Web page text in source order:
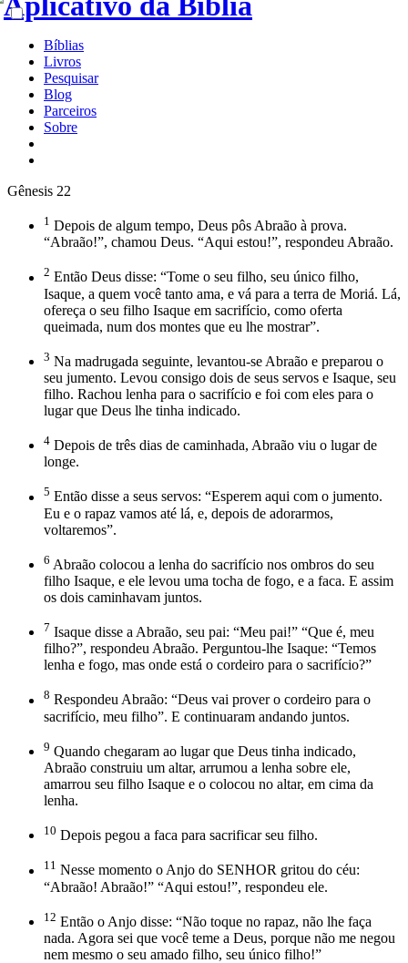
Bíblias
Livros
Pesquisar
Blog
Parceiros
Sobre
Gênesis 22
1 Depois de algum tempo, Deus pôs Abraão à prova.
“Abraão!”, chamou Deus. “Aqui estou!”, respondeu Abraão.
2 Então Deus disse: “Tome o seu filho, seu único filho,
Isaque, a quem você tanto ama, e vá para a terra de Moriá. Lá,
ofereça o seu filho Isaque em sacrifício, como oferta
queimada, num dos montes que eu lhe mostrar”.
3 Na madrugada seguinte, levantou-se Abraão e preparou o
seu jumento. Levou consigo dois de seus servos e Isaque, seu
filho. Rachou lenha para o sacrifício e foi com eles para o
lugar que Deus lhe tinha indicado.
4 Depois de três dias de caminhada, Abraão viu o lugar de
longe.
5 Então disse a seus servos: “Esperem aqui com o jumento.
Eu e o rapaz vamos até lá, e, depois de adorarmos,
voltaremos”.
6 Abraão colocou a lenha do sacrifício nos ombros do seu
filho Isaque, e ele levou uma tocha de fogo, e a faca. E assim
os dois caminhavam juntos.
7 Isaque disse a Abraão, seu pai: “Meu pai!” “Que é, meu
filho?”, respondeu Abraão. Perguntou-lhe Isaque: “Temos
lenha e fogo, mas onde está o cordeiro para o sacrifício?”
8 Respondeu Abraão: “Deus vai prover o cordeiro para o
sacrifício, meu filho”. E continuaram andando juntos.
9 Quando chegaram ao lugar que Deus tinha indicado,
Abraão construiu um altar, arrumou a lenha sobre ele,
amarrou seu filho Isaque e o colocou no altar, em cima da
lenha.
10 Depois pegou a faca para sacrificar seu filho.
11 Nesse momento o Anjo do SENHOR gritou do céu:
“Abraão! Abraão!” “Aqui estou!”, respondeu ele.
12 Então o Anjo disse: “Não toque no rapaz, não lhe faça
nada. Agora sei que você teme a Deus, porque não me negou
nem mesmo o seu amado filho, seu único filho!”